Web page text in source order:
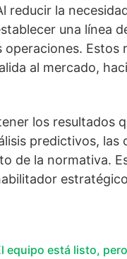
la
una línea
Estos
al mercado,
los resultados
predictivos, las
de la normativa.
equipo está listo,